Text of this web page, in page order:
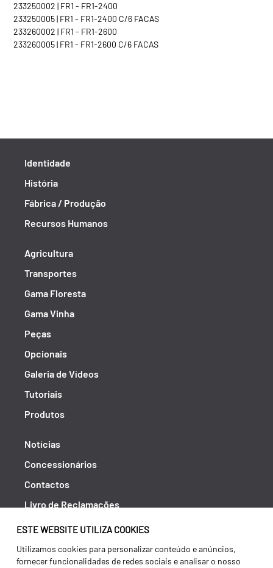
ESTE WEBSITE UTILIZA COOKIES
Utilizamos cookies para personalizar conteúdo e anúncios,
fornecer funcionalidades de redes sociais e analisar o nosso
233250002 | FR1 - FR1-2400
233250005 | FR1 - FR1-2400 C/6 FACAS
233260002 | FR1 - FR1-2600
233260005 | FR1 - FR1-2600 C/6 FACAS
Identidade
História
Fábrica / Produção
Recursos Humanos
Agricultura
Transportes
Gama Floresta
Gama Vinha
Peças
Opcionais
Galeria de Vídeos
Tutoriais
Produtos
Notícias
Concessionários
Contactos
Livro de Reclamações
Política de Privacidade
Canal de Denúncias (RGPC)
Termos e condições